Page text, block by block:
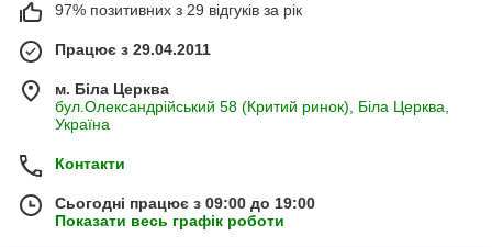
97% позитивних з 29 відгуків за рік
Працює з 29.04.2011
м. Біла Церква
бул.Олександрійський 58 (Критий ринок), Біла Церква,
Україна
Контакти
Сьогодні працює з 09:00 до 19:00
Показати весь графік роботи